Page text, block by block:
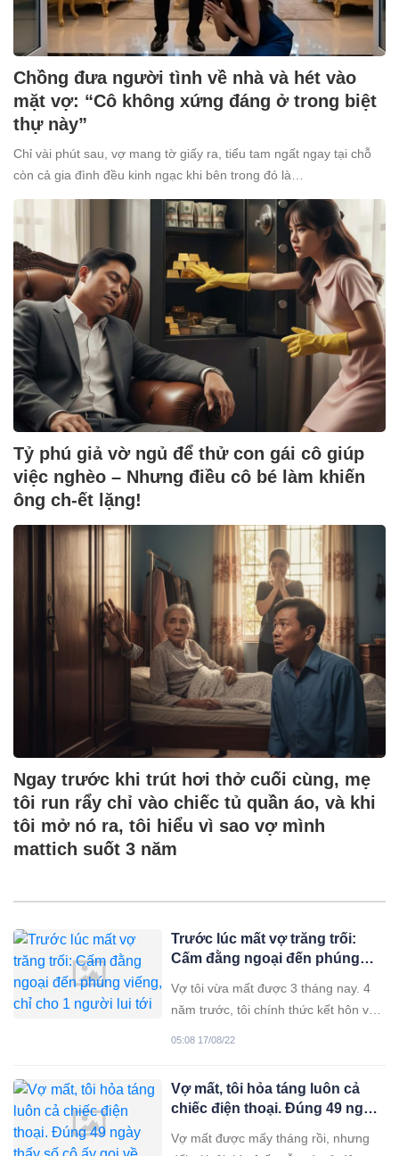
Chồng đưa người tình về nhà và hét vào
mặt vợ: “Cô không xứng đáng ở trong biệt
thự này”
Chỉ vài phút sau, vợ mang tờ giấy ra, tiểu tam ngất ngay tại chỗ
còn cả gia đình đều kinh ngạc khi bên trong đó là…
Tỷ phú giả vờ ngủ để thử con gái cô giúp
việc nghèo – Nhưng điều cô bé làm khiến
ông ch-ết lặng!
Ngay trước khi trút hơi thở cuối cùng, mẹ
tôi run rẩy chỉ vào chiếc tủ quần áo, và khi
tôi mở nó ra, tôi hiểu vì sao vợ mình
mattich suốt 3 năm
Trước lúc mất vợ trăng trối:
Cấm đằng ngoại đến phúng
Vợ tôi vừa mất được 3 tháng nay. 4
năm trước, tôi chính thức kết hôn với
quá nghèo chỉ là anh kỹ sư làm thuê
với mức lương tháng bèo
05:08 17/08/22
Vợ mất, tôi hỏa táng luôn cả
chiếc điện thoại. Đúng 49 ngày
Vợ mất được mấy tháng rồi, nhưng